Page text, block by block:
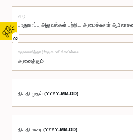
02
குழு
சமூகமளித்தார்/சமூகமளிக்கவில்லை
திகதி முதல் (YYYY-MM-DD)
திகதி வரை (YYYY-MM-DD)